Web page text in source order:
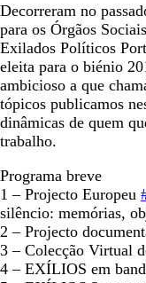
Decorreram no
para os Órgãos
Exilados Políticos
eleita para o biénio
ambicioso a que
tópicos publicamos
dinâmicas de quem
trabalho.
Programa breve
1 – Projecto Europeu
silêncio: memórias,
2 – Projecto
3 – Colecção Virtual
4 – EXÍLIOS em